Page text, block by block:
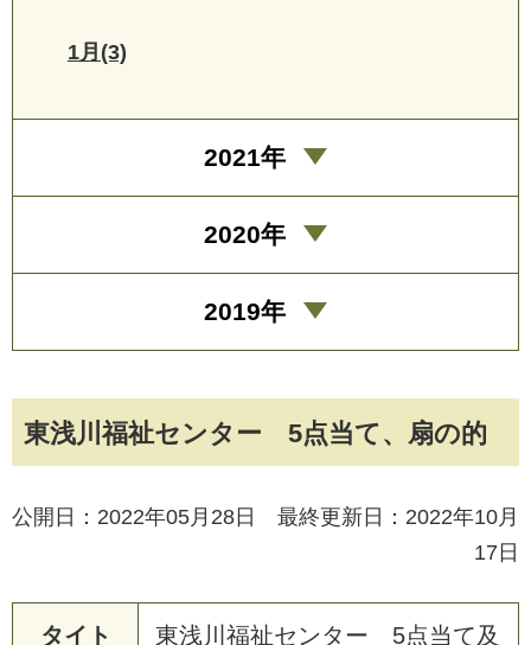
東浅川福祉センター 5点当て、扇の的
公開日：2022年05月28日 最終更新日：2022年10月
17日
タイト
東浅 川 福祉センター 5点当て及
1月(3)
2021年
2020年
2019年